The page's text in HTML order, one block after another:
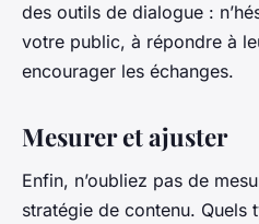
des outils de dialogue :
votre public, à répondre à
encourager les échanges.
Mesurer et ajuster
Enfin, n’oubliez pas de
stratégie de contenu. Quels